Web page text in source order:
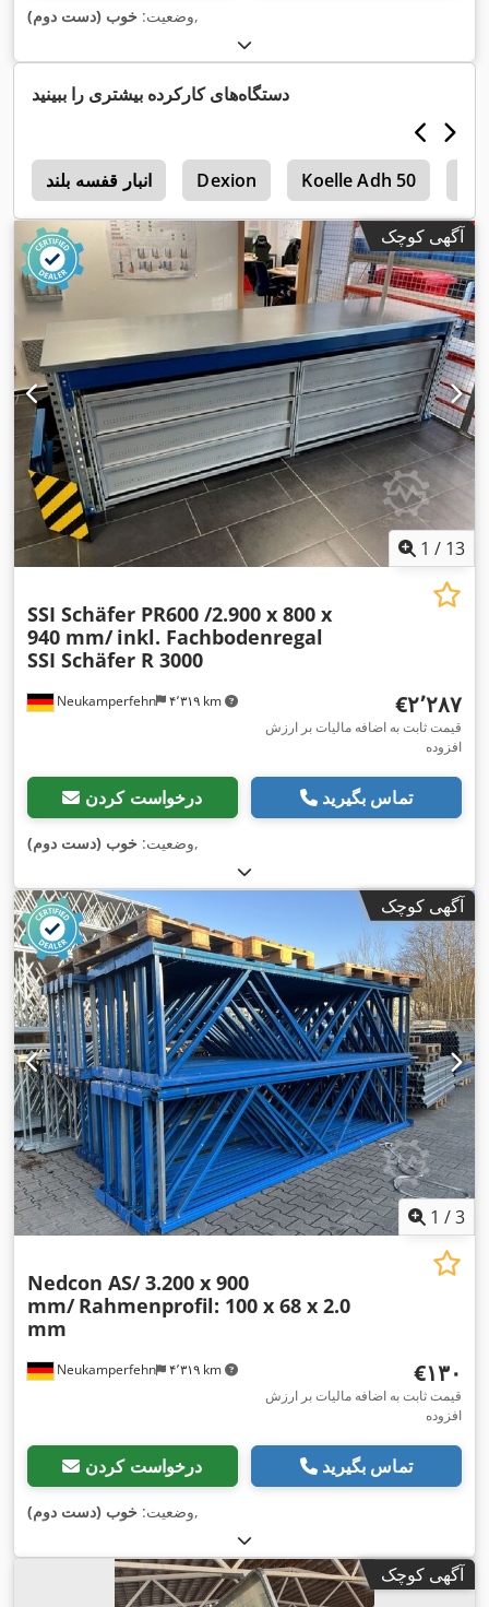
وضعیت: خوب (دست دوم) ,
دستگاه‌های کارکرده بیشتری را ببینید
انبار قفسه بلند Dexion Koelle Adh 50
آگهی کوچک
1 / 13
Neukamperfehn ۴٬۳۱۹ km
SSI Schäfer PR600 /2.900 x 800 x
940 mm/ inkl. Fachbodenregal
SSI Schäfer R 3000
‎€۲٬۲۸۷
قیمت ثابت به اضافه مالیات بر ارزش
افزوده
درخواست کردن تماس بگیرید
وضعیت: خوب (دست دوم) ,
آگهی کوچک
1 /3
Neukamperfehn ۴٬۳۱۹ km
Nedcon AS/ 3.200 x 900
mm/ Rahmenprofil: 100 x 68 x 2.0
mm
‎€۱۳۰
قیمت ثابت به اضافه مالیات بر ارزش
افزوده
درخواست کردن تماس بگیرید
وضعیت: خوب (دست دوم) ,
آگهی کوچک